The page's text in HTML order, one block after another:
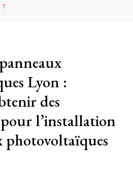
Lyon :
des
l’installation
photovoltaïques